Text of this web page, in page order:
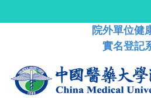
院外單位健
實名登記